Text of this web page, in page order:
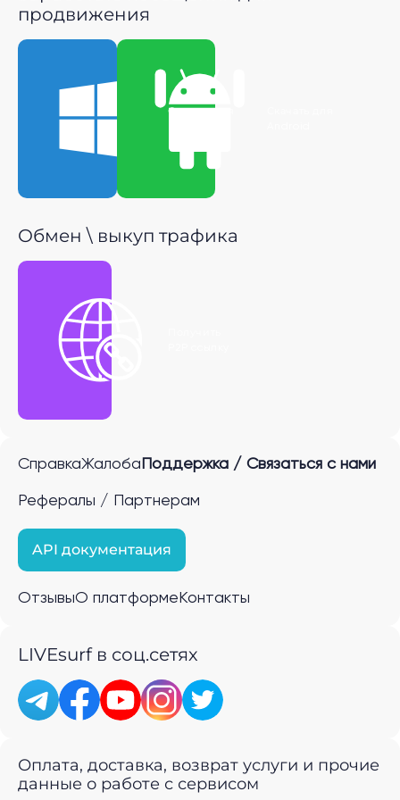
продвижения
Скачать для
Обмен \ выкуп трафика
СправкаЖалоба Поддержка / Связаться с нами
Рефералы / Партнерам
API документация
ОтзывыО платформе Контакты
LIVEsurf в соц.сетях
Оплата, доставка, возврат услуги и прочие
данные о работе с сервисом